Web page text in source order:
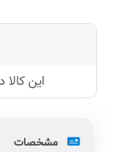
این
مشخصات